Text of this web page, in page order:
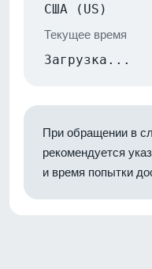
США (US)
Текущее время
Загрузка...
При обращении в
рекомендуется
и время попытки